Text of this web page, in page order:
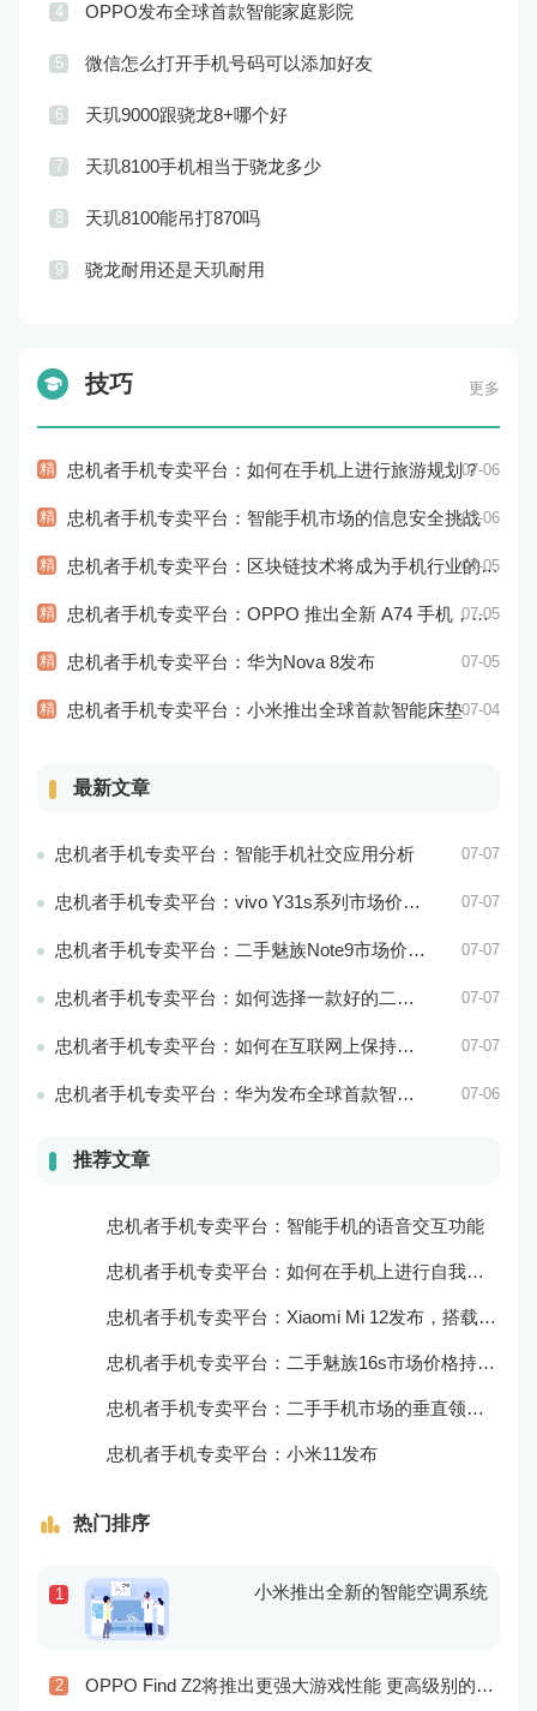
4 OPPO发布全球首款智能家庭影院
5 微信怎么打开手机号码可以添加好友
6 天玑9000跟骁龙8+哪个好
7 天玑8100手机相当于骁龙多少
8 天玑8100能吊打870吗
9 骁龙耐用还是天玑耐用
技巧 更多
精 忠机者手机专卖平台：如何在手机上进行旅游规划？07-06
精 忠机者手机专卖平台：智能手机市场的信息安全挑战07-06
精 忠机者手机专卖平台：区块链技术将成为手机行业的新的趋势07-05
精 忠机者手机专卖平台：OPPO 推出全新 A74 手机，采用 AMOLED 屏幕和大容量电池07-05
精 忠机者手机专卖平台：华为Nova 8发布 07-05
精 忠机者手机专卖平台：小米推出全球首款智能床垫07-04
最新文章
忠机者手机专卖平台：智能手机社交应用分析 07-07
忠机者手机专卖平台：vivo Y31s系列市场价格走势平稳 07-07
忠机者手机专卖平台：二手魅族Note9市场价格持续下跌 07-07
忠机者手机专卖平台：如何选择一款好的二手手机应用？ 07-07
忠机者手机专卖平台：如何在互联网上保持安全？ 07-07
忠机者手机专卖平台：华为发布全球首款智能物业管理系统 07-06
推荐文章
忠机者手机专卖平台：智能手机的语音交互功能
忠机者手机专卖平台：如何在手机上进行自我提升？
忠机者手机专卖平台：Xiaomi Mi 12发布，搭载更为出色的相机和处理器
忠机者手机专卖平台：二手魅族16s市场价格持续波动
忠机者手机专卖平台：二手手机市场的垂直领域拓展
忠机者手机专卖平台：小米11发布
热门排序
1 小米推出全新的智能空调系统
2 OPPO Find Z2将推出更强大游戏性能 更高级别的音频技术